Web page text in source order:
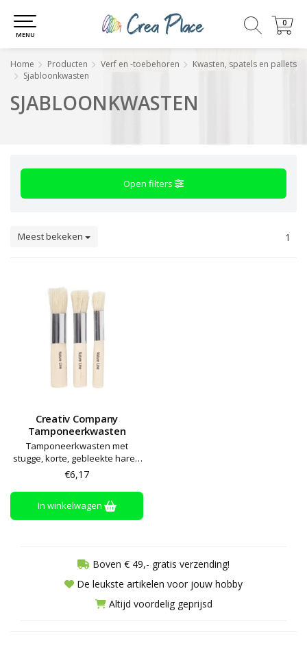
0
0
MENU
Home Producten Verf en -toebehoren
Kwasten, spatels en pallets
Sjabloonkwasten
SJABLOONKWASTEN
Open filters
Meest bekeken 1
Creativ Company
Tamponeerkwasten
Tamponeerkwasten met
stugge, korte, gebleekte haren
en korte, houten steel
€6,17
In winkelwagen
Boven € 49,- gratis verzending!
De leukste artikelen voor jouw hobby
Altijd voordelig geprijsd